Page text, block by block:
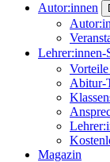
Autor:innen
Lehrer:innen-
Abitur-
Magazin